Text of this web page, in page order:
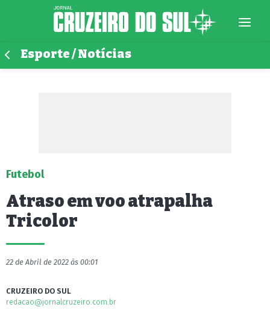
Esporte / Notícias
Futebol
Atraso em voo atrapalha
Tricolor
22 de Abril de 2022 às 00:01
CRUZEIRO DO SUL
redacao@jornalcruzeiro.com.br